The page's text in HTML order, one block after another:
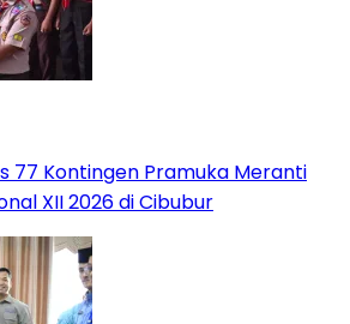
77 Kontingen Pramuka Meranti
XII 2026 di Cibubur